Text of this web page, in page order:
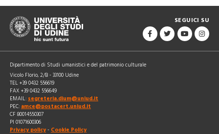
SEGUICI SU
Dipartimento di Studi umanistici e del patrimonio culturale
Vicolo Florio, 2/B - 33100 Udine
TEL +39 0432 556619
FAX +39 0432 556649
EMAIL: segreteria.dium@uniud.it
PEC: amce@postacert.uniud.it
CF 80014550307
PI 01071600306
Privacy policy - Cookie Policy